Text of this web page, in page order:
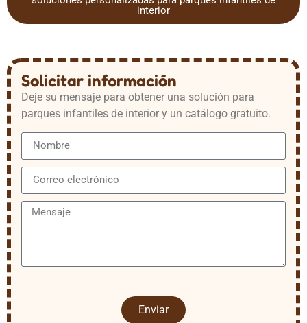
interior
Solicitar información
Deje su mensaje para obtener una solución para
parques infantiles de interior y un catálogo gratuito.
Enviar